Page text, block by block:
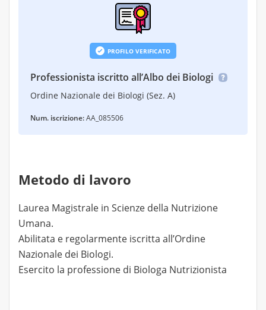
PROFILO VERIFICATO
Professionista iscritto all’Albo dei Biologi
Ordine Nazionale dei Biologi (Sez. A)
Num. iscrizione:AA_085506
Metodo di lavoro
Laurea Magistrale in Scienze della Nutrizione
Umana.
Abilitata e regolarmente iscritta all’Ordine
Nazionale dei Biologi.
Esercito la professione di Biologa Nutrizionista